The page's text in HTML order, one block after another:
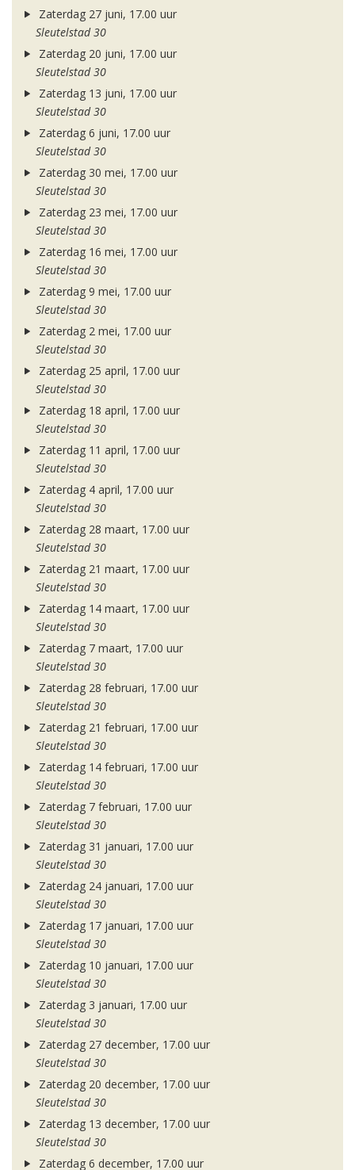
Zaterdag 27 juni, 17.00 uur
Sleutelstad 30
Zaterdag 20 juni, 17.00 uur
Sleutelstad 30
Zaterdag 13 juni, 17.00 uur
Sleutelstad 30
Zaterdag 6 juni, 17.00 uur
Sleutelstad 30
Zaterdag 30 mei, 17.00 uur
Sleutelstad 30
Zaterdag 23 mei, 17.00 uur
Sleutelstad 30
Zaterdag 16 mei, 17.00 uur
Sleutelstad 30
Zaterdag 9 mei, 17.00 uur
Sleutelstad 30
Zaterdag 2 mei, 17.00 uur
Sleutelstad 30
Zaterdag 25 april, 17.00 uur
Sleutelstad 30
Zaterdag 18 april, 17.00 uur
Sleutelstad 30
Zaterdag 11 april, 17.00 uur
Sleutelstad 30
Zaterdag 4 april, 17.00 uur
Sleutelstad 30
Zaterdag 28 maart, 17.00 uur
Sleutelstad 30
Zaterdag 21 maart, 17.00 uur
Sleutelstad 30
Zaterdag 14 maart, 17.00 uur
Sleutelstad 30
Zaterdag 7 maart, 17.00 uur
Sleutelstad 30
Zaterdag 28 februari, 17.00 uur
Sleutelstad 30
Zaterdag 21 februari, 17.00 uur
Sleutelstad 30
Zaterdag 14 februari, 17.00 uur
Sleutelstad 30
Zaterdag 7 februari, 17.00 uur
Sleutelstad 30
Zaterdag 31 januari, 17.00 uur
Sleutelstad 30
Zaterdag 24 januari, 17.00 uur
Sleutelstad 30
Zaterdag 17 januari, 17.00 uur
Sleutelstad 30
Zaterdag 10 januari, 17.00 uur
Sleutelstad 30
Zaterdag 3 januari, 17.00 uur
Sleutelstad 30
Zaterdag 27 december, 17.00 uur
Sleutelstad 30
Zaterdag 20 december, 17.00 uur
Sleutelstad 30
Zaterdag 13 december, 17.00 uur
Sleutelstad 30
Zaterdag 6 december, 17.00 uur